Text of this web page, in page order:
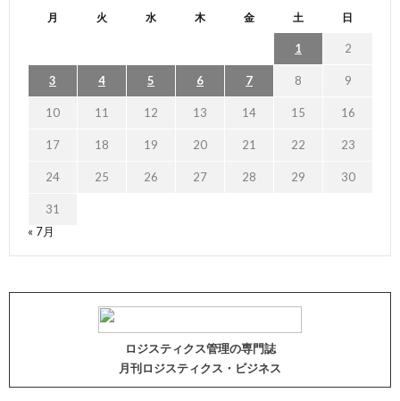
月 火 水 木 金 土 日
1 2
3 4 5 6 7 8 9
10 11 12 13 14 15 16
17 18 19 20 21 22 23
24 25 26 27 28 29 30
31
« 7月
ロジスティクス管理の専門誌
月刊ロジスティクス・ビジネス